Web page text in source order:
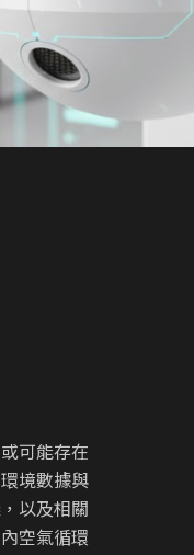
可能存在
境數據與
以及相關
空氣循環